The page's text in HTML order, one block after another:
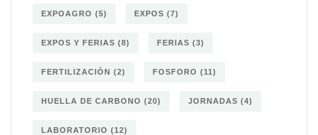
EXPOAGRO (5) EXPOS (7)
EXPOS Y FERIAS (8) FERIAS (3)
FERTILIZACIÓN (2) FOSFORO (11)
HUELLA DE CARBONO (20) JORNADAS (4)
LABORATORIO (12)